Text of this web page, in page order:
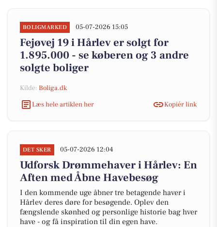
BOLIGMARKED 05-07-2026 15:05
Fejøvej 19 i Hårlev er solgt for
1.895.000 - se køberen og 3 andre
solgte boliger
Kilde: Boliga.dk
Læs hele artiklen her
Kopiér link
DET SKER 05-07-2026 12:04
Udforsk Drømmehaver i Hårlev: En
Aften med Åbne Havebesøg
I den kommende uge åbner tre betagende haver i
Hårlev deres døre for besøgende. Oplev den
fængslende skønhed og personlige historie bag hver
have - og få inspiration til din egen have.